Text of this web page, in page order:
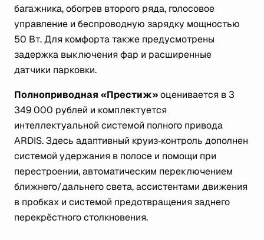
багажника, обогрев второго ряда, голосовое
управление и беспроводную зарядку мощностью
50 Вт. Для комфорта также предусмотрены
задержка выключения фар и расширенные
датчики парковки.
Полноприводная «Престиж»оценивается в 3
349 000 рублей и комплектуется
интеллектуальной системой полного привода
ARDIS. Здесь адаптивный круиз‑контроль дополнен
системой удержания в полосе и помощи при
перестроении, автоматическим переключением
ближнего/дальнего света, ассистентами движения
в пробках и системой предотвращения заднего
перекрёстного столкновения.